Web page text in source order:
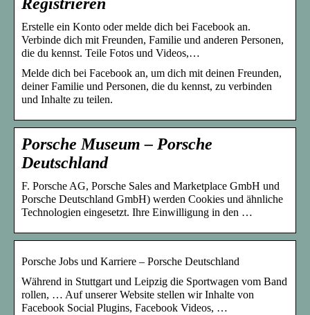
Registrieren
Erstelle ein Konto oder melde dich bei Facebook an.
Verbinde dich mit Freunden, Familie und anderen Personen,
die du kennst. Teile Fotos und Videos,…
Melde dich bei Facebook an, um dich mit deinen Freunden,
deiner Familie und Personen, die du kennst, zu verbinden
und Inhalte zu teilen.
Porsche Museum – Porsche
Deutschland
F. Porsche AG, Porsche Sales and Marketplace GmbH und
Porsche Deutschland GmbH) werden Cookies und ähnliche
Technologien eingesetzt. Ihre Einwilligung in den …
Porsche Jobs und Karriere – Porsche Deutschland
Während in Stuttgart und Leipzig die Sportwagen vom Band
rollen, … Auf unserer Website stellen wir Inhalte von
Facebook Social Plugins, Facebook Videos, …